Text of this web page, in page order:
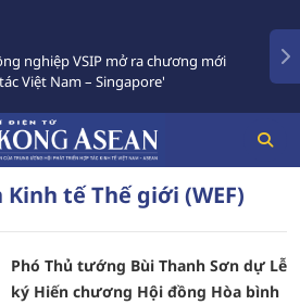
nghiệp VSIP mở ra chương mới
Việt Nam – Singapore'
tế Thế giới (WEF)
Phó Thủ tướng Bùi Thanh Sơn dự Lễ
ký Hiến chương Hội đồng Hòa bình